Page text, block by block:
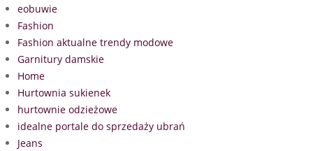
eobuwie
Fashion
Fashion aktualne trendy modowe
Garnitury damskie
Home
Hurtownia sukienek
hurtownie odzieżowe
idealne portale do sprzedaży ubrań
Jeans